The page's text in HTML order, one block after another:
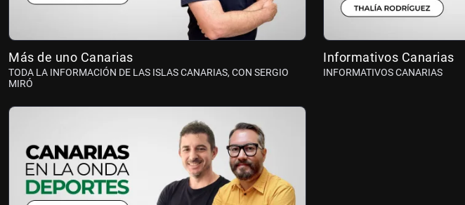
Más de uno Canarias
TODA LA INFORMACIÓN DE LAS ISLAS CANARIAS, CON SERGIO
MIRÓ
Informativos Canarias
INFORMATIVOS CANARIAS